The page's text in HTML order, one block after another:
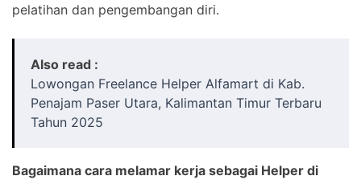
pelatihan dan pengembangan diri.
Also read :
Lowongan Freelance Helper Alfamart di Kab.
Penajam Paser Utara, Kalimantan Timur Terbaru
Tahun 2025
Bagaimana cara melamar kerja sebagai Helper di